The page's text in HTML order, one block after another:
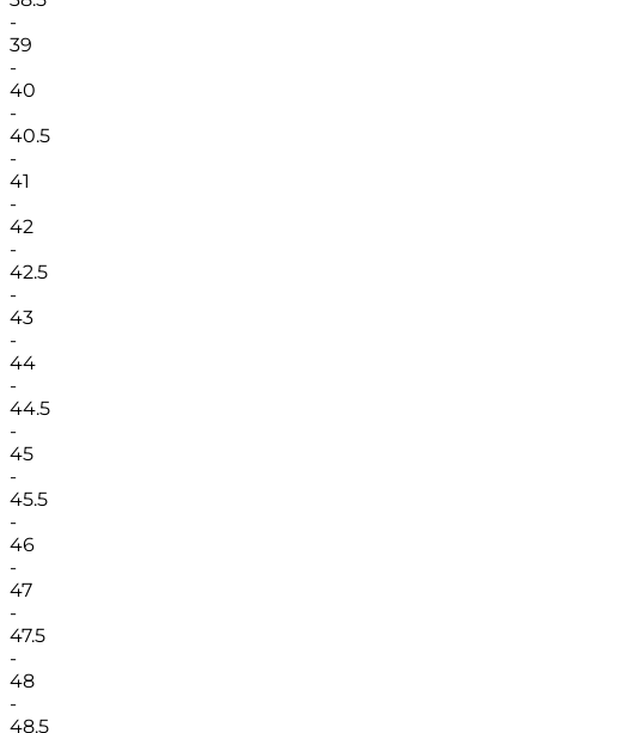
-
39
-
40
-
40.5
-
41
-
42
-
42.5
-
43
-
44
-
44.5
-
45
-
45.5
-
46
-
47
-
47.5
-
48
-
48.5